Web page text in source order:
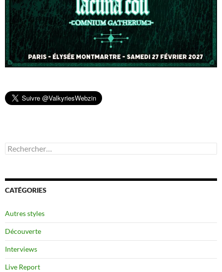
Rechercher :
CATÉGORIES
Autres styles
Découverte
Interviews
Live Report